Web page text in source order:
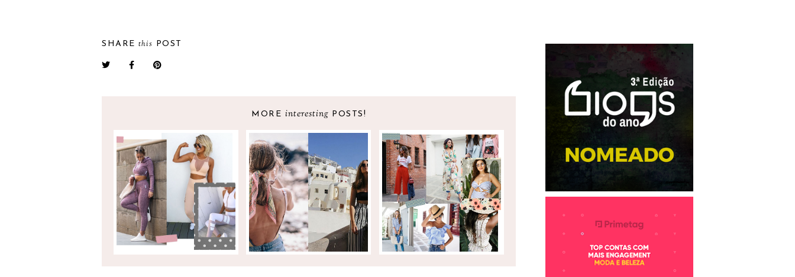
SHARE this POST
MORE interesting POSTS!
DICAS PARA ESTAR
CONFORTÁVEL NO
GINÁSIO
FASHIONMIA
INSPIRAÇÕES PARA
TODOS OS TAMANHOS!